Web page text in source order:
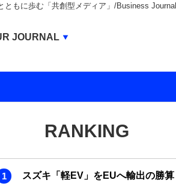
もに歩む「共創型メディア」/Business Journal
RANKING
スズキ「軽EV」をEUへ輸出の勝算
JOURNAL
JOURNAL
JOURNAL
MANAGEMENT JOURNAL
JOURNAL